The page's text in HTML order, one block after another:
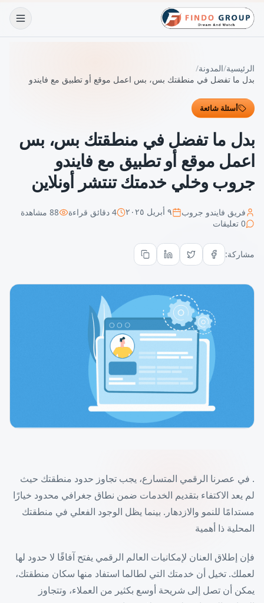
الرئيسية/المدونة/
بدل ما تفضل في منطقتك بس، بس اعمل موقع أو تطبيق مع فايندو
أسئلة شائعة
بدل ما تفضل في منطقتك بس، بس
اعمل موقع أو تطبيق مع فايندو
جروب وخلي خدمتك تنتشر أونلاين
فريق فايندو جروب ٩ أبريل ٢٠٢٥ 4 دقائق قراءة 88مشاهدة
0 تعليقات
مشاركة:
. في عصرنا الرقمي المتسارع، يجب تجاوز حدود منطقتك حيث
لم يعد الاكتفاء بتقديم الخدمات ضمن نطاق جغرافي محدود خيارًا
مستدامًا للنمو والازدهار. بينما يظل الوجود الفعلي في منطقتك
المحلية ذا أهمية
فإن إطلاق العنان لإمكانيات العالم الرقمي يفتح آفاقًا لا حدود لها
لعملك. تخيل أن خدمتك التي لطالما استفاد منها سكان منطقتك،
يمكن أن تصل إلى شريحة أوسع بكثير من العملاء، وتتجاوز